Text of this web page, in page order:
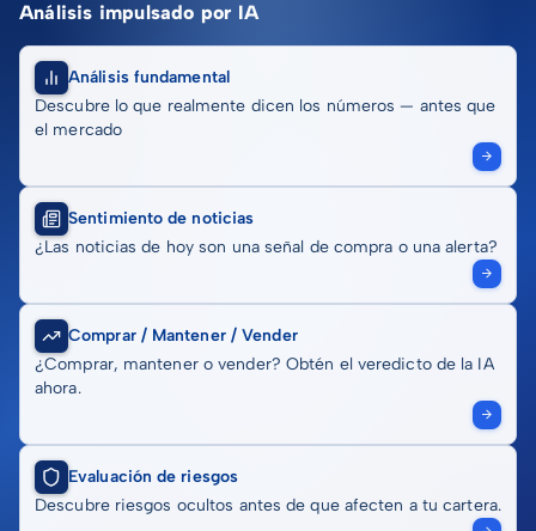
Análisis impulsado por IA
Análisis fundamental
Descubre lo que realmente dicen los números — antes que
el mercado
Sentimiento de noticias
¿Las noticias de hoy son una señal de compra o una alerta?
Comprar / Mantener / Vender
¿Comprar, mantener o vender? Obtén el veredicto de la IA
ahora.
Evaluación de riesgos
Descubre riesgos ocultos antes de que afecten a tu cartera.